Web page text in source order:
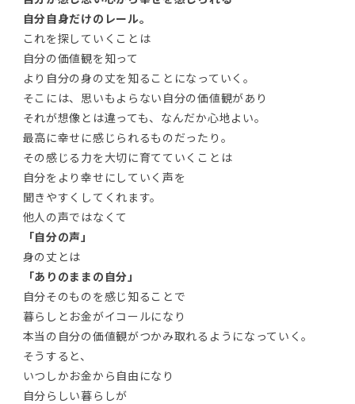
自分自身だけのレール。
これを探していくことは
自分の価値観を知って
より自分の身の丈を知ることになっていく。
そこには、思いもよらない自分の価値観があり
それが想像とは違っても、なんだか心地よい。
最高に幸せに感じられるものだったり。
その感じる力を大切に育てていくことは
自分をより幸せにしていく声を
聞きやすくしてくれます。
他人の声ではなくて
「自分の声」
身の丈とは
「ありのままの自分」
自分そのものを感じ知ることで
暮らしとお金がイコールになり
本当の自分の価値観がつかみ取れるようになっていく。
そうすると、
いつしかお金から自由になり
自分らしい暮らしが